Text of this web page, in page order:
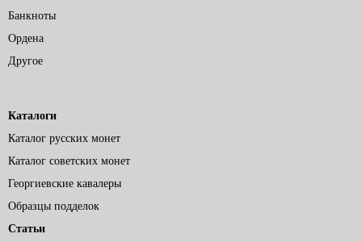
Банкноты
Ордена
Другое
Каталоги
Каталог русских монет
Каталог советских монет
Георгиевские кавалеры
Образцы подделок
Статьи